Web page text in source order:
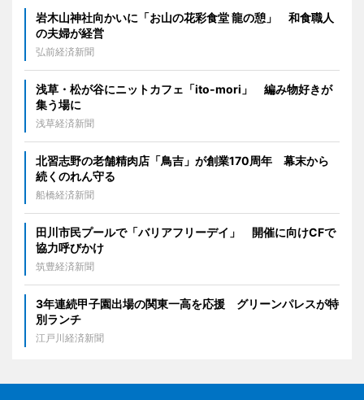
岩木山神社向かいに「お山の花彩食堂 龍の憩」 和食職人
の夫婦が経営
弘前経済新聞
浅草・松が谷にニットカフェ「ito-mori」 編み物好きが
集う場に
浅草経済新聞
北習志野の老舗精肉店「鳥吉」が創業170周年 幕末から
続くのれん守る
船橋経済新聞
田川市民プールで「バリアフリーデイ」 開催に向けCFで
協力呼びかけ
筑豊経済新聞
3年連続甲子園出場の関東一高を応援 グリーンパレスが特
別ランチ
江戸川経済新聞